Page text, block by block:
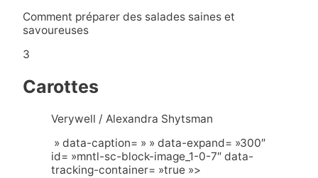
Comment préparer des salades saines et
savoureuses
3
Carottes
Verywell / Alexandra Shytsman
» data-caption= » » data-expand= »300″
id= »mntl-sc-block-image_1-0-7″ data-
tracking-container= »true »>